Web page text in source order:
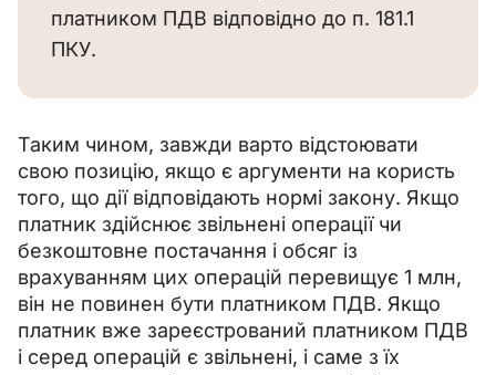
платником ПДВ відповідно до п. 181.1
ПКУ.
Таким чином, завжди варто відстоювати
свою позицію, якщо є аргументи на користь
того, що дії відповідають нормі закону. Якщо
платник здійснює звільнені операції чи
безкоштовне постачання і обсяг із
врахуванням цих операцій перевищує 1 млн,
він не повинен бути платником ПДВ. Якщо
платник вже зареєстрований платником ПДВ
і серед операцій є звільнені, і саме з їх